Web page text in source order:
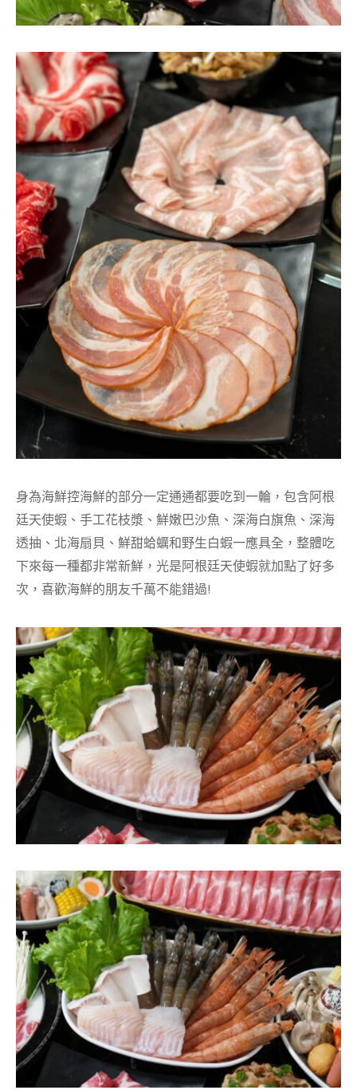
身為海鮮控海鮮的部分一定通通都要吃到一輪，包含阿根
廷天使蝦、手工花枝漿、鮮嫩巴沙魚、深海白旗魚、深海
透抽、北海扇貝、鮮甜蛤蠣和野生白蝦一應具全，整體吃
下來每一種都非常新鮮，光是阿根廷天使蝦就加點了好多
次，喜歡海鮮的朋友千萬不能錯過!